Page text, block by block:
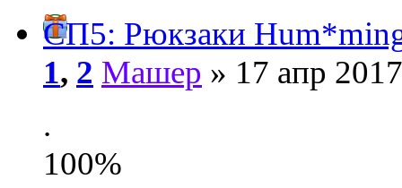
СП5: Рюкзаки
1, 2 Машер » 17 апр
.
100%